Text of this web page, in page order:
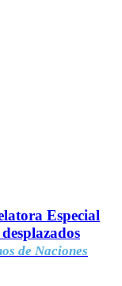
Especial
de Naciones